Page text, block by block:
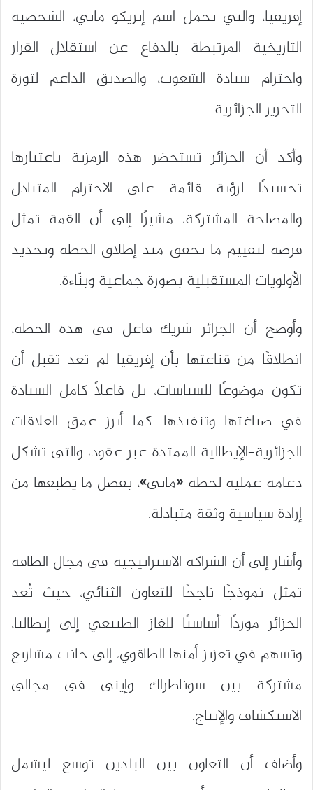
إفريقيا، والتي تحمل اسمإنريكو ماتي، الشخصية
التاريخية المرتبطة بالدفاع عن استقلال القرار
واحترام سيادة الشعوب، والصديق الداعم لثورة
التحرير الجزائرية.
وأكد أن الجزائر تستحضر هذه الرمزية باعتبارها
تجسيدًا لرؤية قائمة على الاحترام المتبادل
والمصلحة المشتركة، مشيرًا إلى أن القمة تمثل
فرصة لتقييم ما تحقق منذ إطلاق الخطة وتحديد
الأولويات المستقبلية بصورة جماعية وبنّاءة.
وأوضح أن الجزائر شريك فاعل في هذه الخطة،
انطلاقًا من قناعتها بأن إفريقيا لم تعد تقبل أن
تكون موضوعًا للسياسات، بل فاعلًا كامل السيادة
في صياغتها وتنفيذها. كما أبرز عمق العلاقات
الجزائرية–الإيطالية الممتدة عبر عقود، والتي تشكل
دعامة عملية لخطة «ماتي»، بفضل ما يطبعها من
إرادة سياسية وثقة متبادلة.
وأشار إلى أن الشراكة الاستراتيجية في مجال الطاقة
تمثل نموذجًا ناجحًا للتعاون الثنائي، حيث تُعد
الجزائر موردًا أساسيًا للغاز الطبيعي إلىإيطاليا،
وتسهم في تعزيز أمنها الطاقوي، إلى جانب مشاريع
مشتركة بين سوناطراك وإيني في مجالي
الاستكشاف والإنتاج.
وأضاف أن التعاون بين البلدين توسع ليشمل